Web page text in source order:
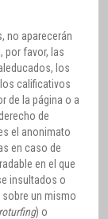
no aparecerán
por favor, las
los
calificativos
de la página o a
de
el anonimato
en caso de
en el que
insultados o
un mismo
) o